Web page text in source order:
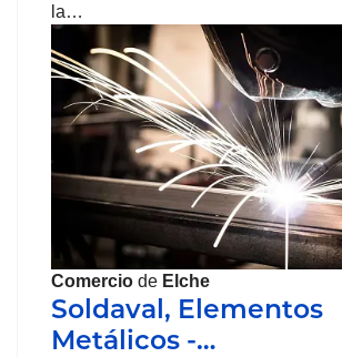
la…
Comercio de Elche
Soldaval, Elementos
Metálicos -…